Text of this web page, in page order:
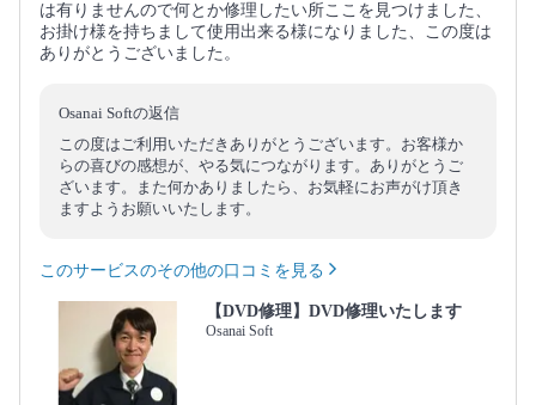
は有りませんので何とか修理したい所ここを見つけました、
お掛け様を持ちまして使用出来る様になりました、この度は
ありがとうございました。
Osanai Softの返信
この度はご利用いただきありがとうございます。お客様か
らの喜びの感想が、やる気につながります。ありがとうご
ざいます。また何かありましたら、お気軽にお声がけ頂き
ますようお願いいたします。
このサービスのその他の口コミを見る
【DVD修理】DVD修理いたします
Osanai Soft